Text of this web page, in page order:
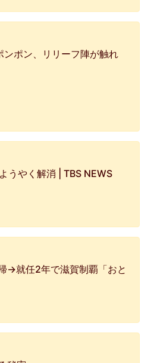
ポン、リリーフ陣が触れ
うやく解消 | TBS NEWS
→就任2年で滋賀制覇「おと